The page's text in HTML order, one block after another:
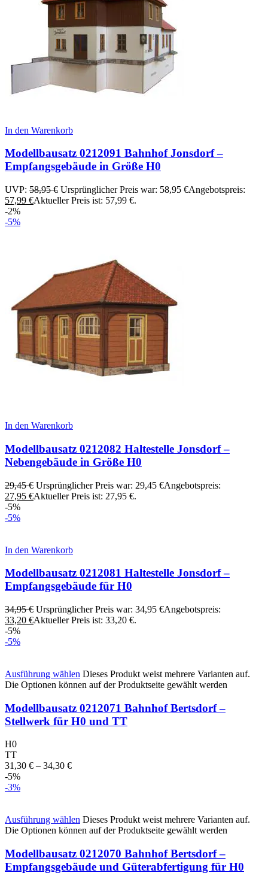
In den Warenkorb
Modellbausatz 0212091 Bahnhof Jonsdorf –
Empfangsgebäude in Größe H0
UVP: 58,95€ Ursprünglicher Preis war: 58,95 €Angebotspreis:
57,99 €Aktueller Preis ist: 57,99 €.
-2%
-5%
In den Warenkorb
Modellbausatz 0212082 Haltestelle Jonsdorf –
Nebengebäude in Größe H0
29,45€ Ursprünglicher Preis war: 29,45 €Angebotspreis:
27,95 €Aktueller Preis ist: 27,95 €.
-5%
-5%
In den Warenkorb
Modellbausatz 0212081 Haltestelle Jonsdorf –
Empfangsgebäude für H0
34,95€ Ursprünglicher Preis war: 34,95 €Angebotspreis:
33,20 €Aktueller Preis ist: 33,20 €.
-5%
-5%
Ausführung wählen Dieses Produkt weist mehrere Varianten auf.
Die Optionen können auf der Produktseite gewählt werden
Modellbausatz 0212071 Bahnhof Bertsdorf –
Stellwerk für H0 und TT
H0
TT
31,30 € – 34,30 €
-5%
-3%
Ausführung wählen Dieses Produkt weist mehrere Varianten auf.
Die Optionen können auf der Produktseite gewählt werden
Modellbausatz 0212070 Bahnhof Bertsdorf –
Empfangsgebäude und Güterabfertigung für H0